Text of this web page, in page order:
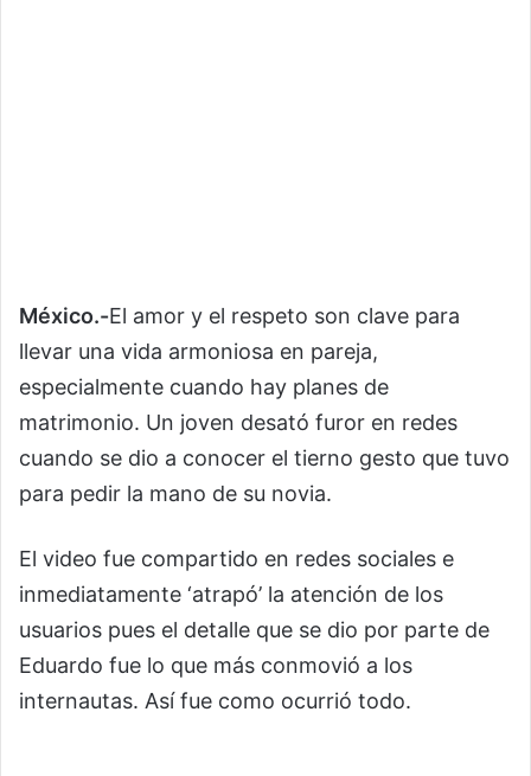
México.-El amor y el respeto son clave para
llevar una vida armoniosa en pareja,
especialmente cuando hay planes de
matrimonio. Un joven desató furor en redes
cuando se dio a conocer el tierno gesto que tuvo
para pedir la mano de su novia.
El video fue compartido en redes sociales e
inmediatamente ‘atrapó’ la atención de los
usuarios pues el detalle que se dio por parte de
Eduardo fue lo que más conmovió a los
internautas. Así fue como ocurrió todo.